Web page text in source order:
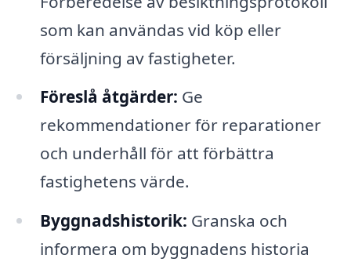
som kan användas vid köp eller
försäljning av fastigheter.
Föreslå åtgärder: Ge
rekommendationer för reparationer
och underhåll för att förbättra
fastighetens värde.
Byggnadshistorik: Granska och
informera om byggnadens historia